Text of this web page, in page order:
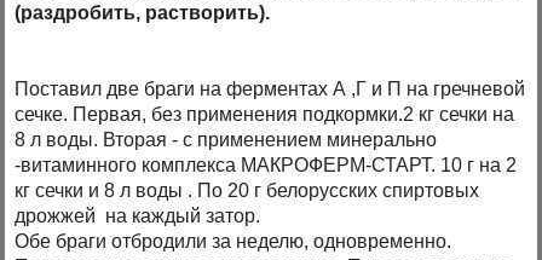
(раздробить, растворить).
Поставил две браги на ферментах А ,Г и П на гречневой
сечке. Первая, без применения подкормки.2 кг сечки на
8 л воды. Вторая - с применением минерально
-витаминного комплекса МАКРОФЕРМ-СТАРТ. 10 г на 2
кг сечки и 8 л воды . По 20 г белорусских спиртовых
дрожжей на каждый затор.
Обе браги отбродили за неделю, одновременно.